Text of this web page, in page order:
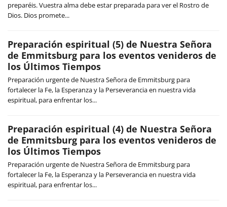
preparéis. Vuestra alma debe estar preparada para ver el Rostro de
Dios. Dios promete...
Preparación espiritual (5) de Nuestra Señora
de Emmitsburg para los eventos venideros de
los Últimos Tiempos
Preparación urgente de Nuestra Señora de Emmitsburg para
fortalecer la Fe, la Esperanza y la Perseverancia en nuestra vida
espiritual, para enfrentar los...
Preparación espiritual (4) de Nuestra Señora
de Emmitsburg para los eventos venideros de
los Últimos Tiempos
Preparación urgente de Nuestra Señora de Emmitsburg para
fortalecer la Fe, la Esperanza y la Perseverancia en nuestra vida
espiritual, para enfrentar los...